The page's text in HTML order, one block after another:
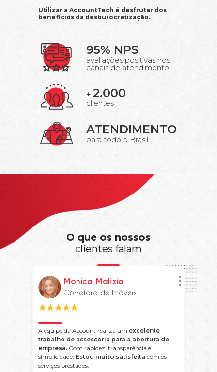
Utilizar a AccountTech é desfrutar dos
benefícios da desburocratização.
95% NPS
avaliações positivas nos
canais de atendimento
+ 2.000
clientes
ATENDIMENTO
para todo o Brasil
O que os nossos
clientes falam
Monica Malizia
Corretora de Imóveis
A equipe da Account realiza um excelente
trabalho de assessoria para a abertura de
empresa. Com rapidez, transparência e
simplicidade. Estou muito satisfeita com os
serviços prestados.